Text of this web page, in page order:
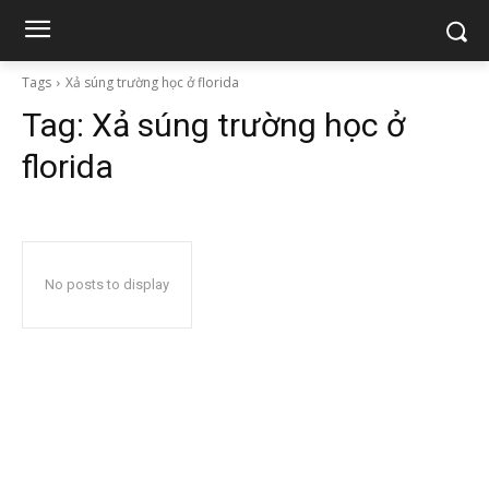
Tags Xả súng trường học ở florida
Tag: Xả súng trường học ở
florida
No posts to display